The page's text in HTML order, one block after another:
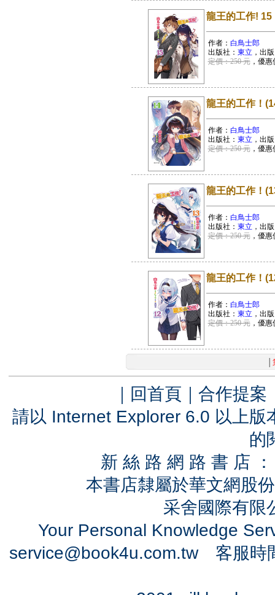
龍王的工作! 15
作者： 白鳥士郎
出版社： 東立 ，出
定價：250 元，優惠
龍王的工作！
作者： 白鳥士郎
出版社： 東立 ，出
定價：250 元，優惠
龍王的工作！
作者： 白鳥士郎
出版社： 東立 ，出
定價：250 元，優惠
龍王的工作！
作者： 白鳥士郎
出版社： 東立 ，出
定價：250 元，優惠
｜ 回首頁 ｜ 合作提案
請以 Internet Explorer 6.0 以上
的
新 絲 路 網 路 書 店
本書店隸屬於華文網股
采舍國際有
Your Personal Knowledge
service@book4u.com.tw客服時